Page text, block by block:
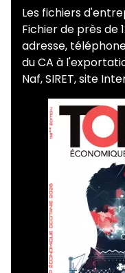
Les fichiers
Fichier de près de
adresse,
du CA à
Naf, SIRET, site